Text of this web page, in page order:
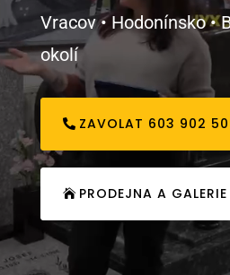
Vracov • Hodonínsko •
okolí
ZAVOLAT 603 902
PRODEJNA A